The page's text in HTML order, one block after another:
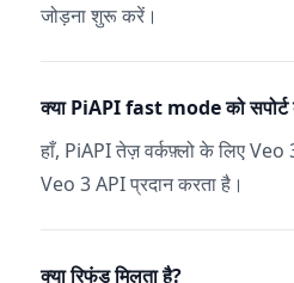
जोड़ना शुरू करें।
क्या PiAPI fast mode को सपोर्ट
हाँ, PiAPI तेज़ वर्कफ़्लो के लिए
Veo 3 API प्रदान करता है।
क्या रिफंड मिलता है?